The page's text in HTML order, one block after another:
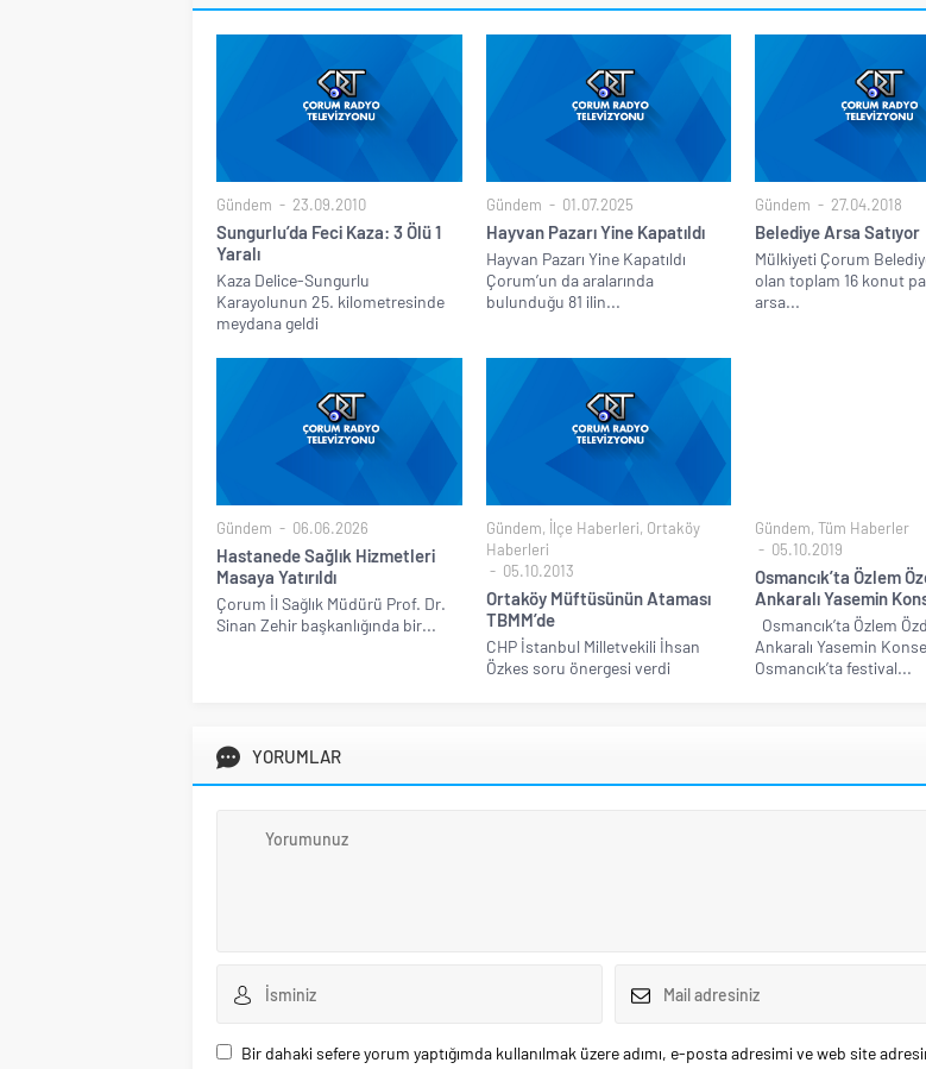
Gündem 23.09.2010
Sungurlu’da Feci Kaza: 3 Ölü 1
Yaralı
Kaza Delice-Sungurlu
Karayolunun 25. kilometresinde
meydana geldi
Gündem 01.07.2025
Hayvan Pazarı Yine Kapatıldı
Hayvan Pazarı Yine Kapatıldı
Çorum’un da aralarında
bulunduğu 81 ilin...
Gündem 27.04.2018
Belediye Arsa Satıyor
Mülkiyeti Çorum
olan toplam 16 konut
arsa...
Gündem 06.06.2026
Hastanede Sağlık Hizmetleri
Masaya Yatırıldı
Çorum İl Sağlık Müdürü Prof. Dr.
Sinan Zehir başkanlığında bir...
Gündem, İlçe Haberleri, Ortaköy
Haberleri
05.10.2013
Ortaköy Müftüsünün Ataması
TBMM’de
CHP İstanbul Milletvekili İhsan
Özkes soru önergesi verdi
Gündem,Tüm Haberler
05.10.2019
Osmancık’ta Özlem
Ankaralı Yasemin
Osmancık’ta Özlem
Ankaralı Yasemin
Osmancık’ta festival...
YORUMLAR
Bir dahaki sefere yorum yaptığımda kullanılmak üzere adımı, e-posta adresimi ve web site